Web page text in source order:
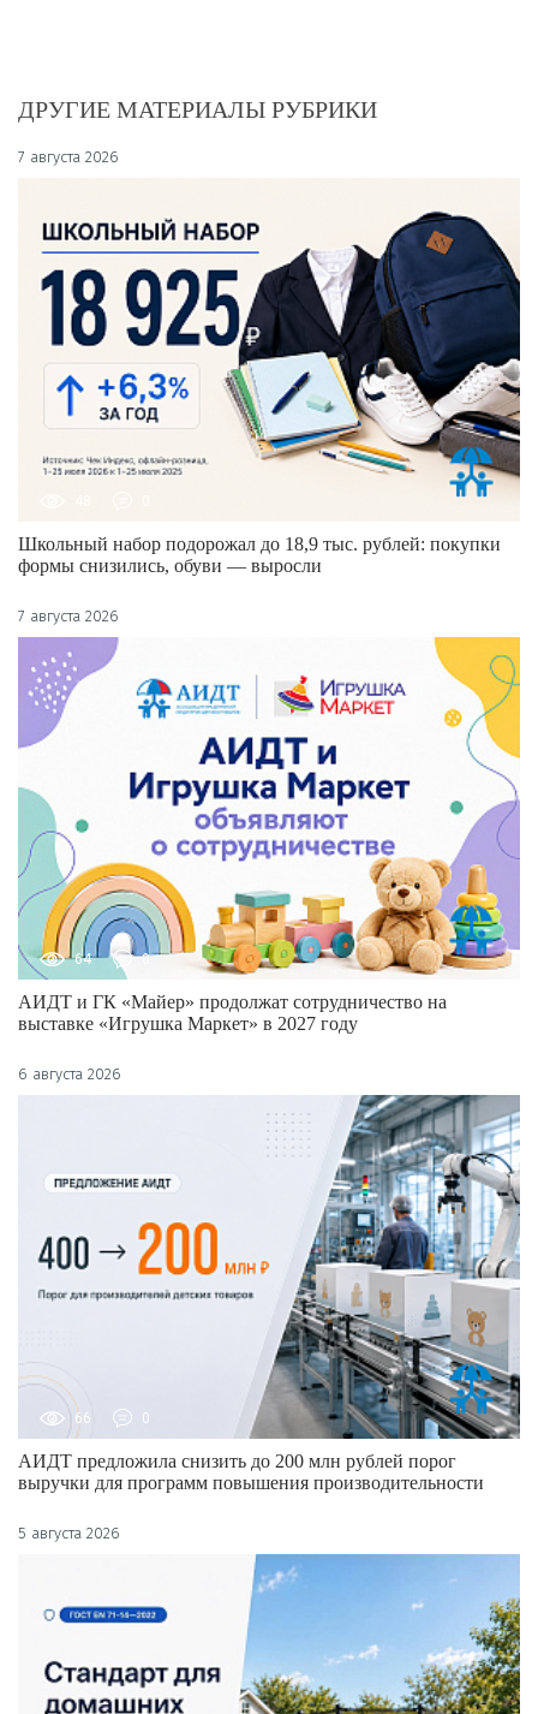
ДРУГИЕ МАТЕРИАЛЫ РУБРИКИ
7 августа 2026
Школьный набор подорожал до 18,9 тыс. рублей: покупки
формы снизились, обуви — выросли
7 августа 2026
64 0
АИДТ и ГК «Майер» продолжат сотрудничество на
выставке «Игрушка Маркет» в 2027 году
6 августа 2026
66 0
АИДТ предложила снизить до 200 млн рублей порог
выручки для программ повышения производительности
5 августа 2026